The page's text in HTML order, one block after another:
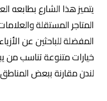
هذا الشارع بطابعه
المستقلة والعلامات
للباحثين عن الأزياء
متنوعة تناسب من
مقارنة ببعض المناطق